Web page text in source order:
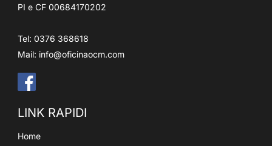
PI e CF 00684170202
Tel: 0376 368618
Mail: info@oficinaocm.com
LINK RAPIDI
Home